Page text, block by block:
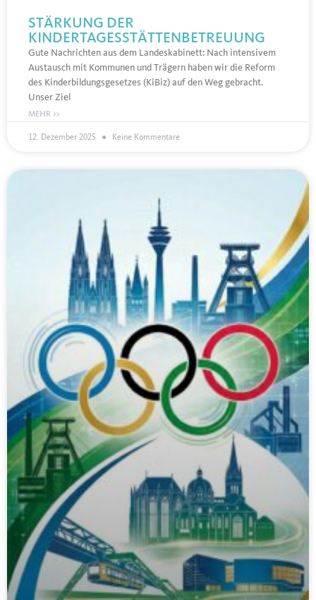
STÄRKUNG DER
KINDERTAGESSTÄTTENBETREUUNG
Gute Nachrichten aus dem Landeskabinett: Nach intensivem
Austausch mit Kommunen und Trägern haben wir die Reform
des Kinderbildungsgesetzes (KiBiz) auf den Weg gebracht.
Unser Ziel
MEHR >>
12. Dezember 2025 Keine Kommentare